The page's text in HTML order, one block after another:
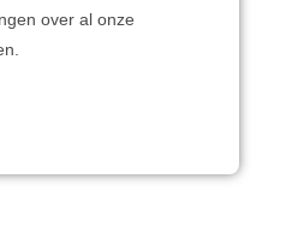
over al onze